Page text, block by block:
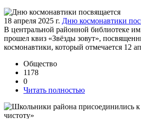
18 апреля 2025 г. Дню космонавтики
В центральной районной библиотеке
прошел квиз «Звёзды зовут»,
космонавтики, который отмечается 12
Общество
1178
0
Читать полностью